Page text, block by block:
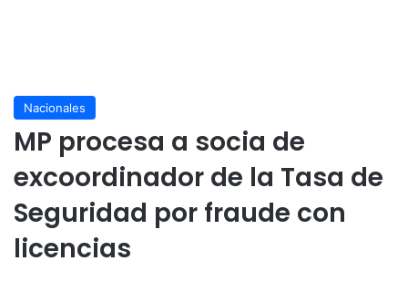
Nacionales
MP procesa a socia de
excoordinador de la Tasa de
Seguridad por fraude con
licencias